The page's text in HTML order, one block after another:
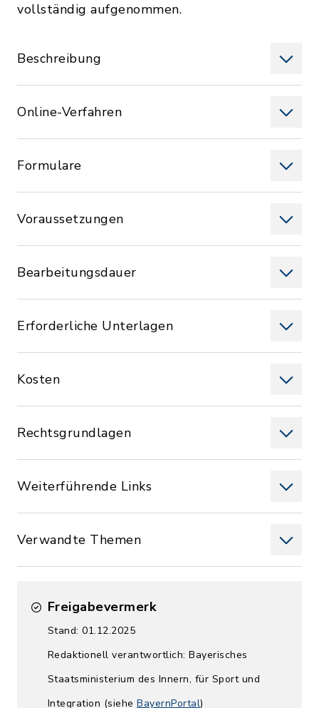
vollständig aufgenommen.
Beschreibung
Online-Verfahren
Formulare
Voraussetzungen
Bearbeitungsdauer
Erforderliche Unterlagen
Kosten
Rechtsgrundlagen
Weiterführende Links
Verwandte Themen
Freigabevermerk
Stand: 01.12.2025
Redaktionell verantwortlich: Bayerisches
Staatsministerium des Innern, für Sport und
Integration (siehe BayernPortal)